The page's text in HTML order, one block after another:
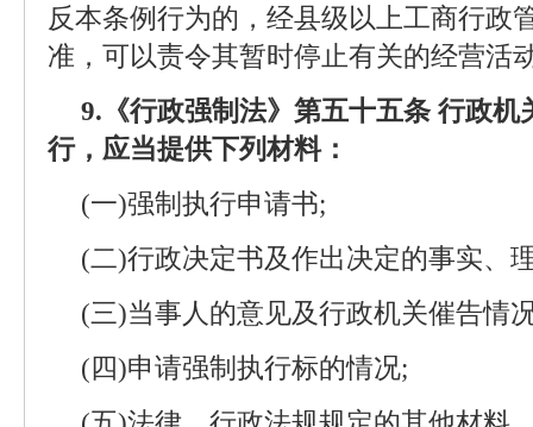
反本条例行为的，经县级以上工商行政
准，可以责令其暂时停止有关的经营活
9.《行政强制法》第五十五条 行政机
行，应当提供下列材料：
(一)强制执行申请书;
(二)行政决定书及作出决定的事实、
(三)当事人的意见及行政机关催告情
(四)申请强制执行标的情况;